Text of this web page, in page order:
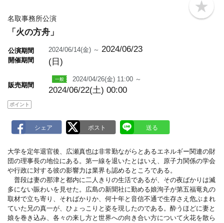
b
o
名取事務所公演
「火の方舟」
公演期間
開催期間
2024/06/14(金) ～ 2024/06/23
(日)
販売期間
2024/04/26(金) 11:00 ～
2024/06/22(土) 00:00
ポイント
大学を定年退官後、広瀬真也は非常勤ながらとあるエネルギー関連の財
団の理事長の地位にある。第一線を退いたとはいえ、原子力関係の学会
や行政に対する彼の影響力は業界も認めるところである。
普段は妻の那津と都内に二人きりの生活であるが、その夜ばかりは滅
多にない賑わいを見せた。広島の新聞社に勤める娘洵子が第五福竜丸の
取材で立ち寄り、そればかりか、何十年と音信不通で生存さえ危ぶまれ
ていた兄の真一が、ひょっこりと姿を現したのである。酔うほどに妻と
娘を巻き込み、各々の来し方と世界への向き合い方について火花を散ら